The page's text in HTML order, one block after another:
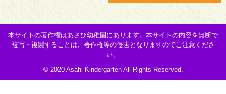
本サイトの著作権はあさひ幼稚園にあります。本サイトの内容を無断で
複写・複製することは、著作権等の侵害となりますのでご注意くださ
い。
© 2020 Asahi Kindergarten All Rights Reserved.